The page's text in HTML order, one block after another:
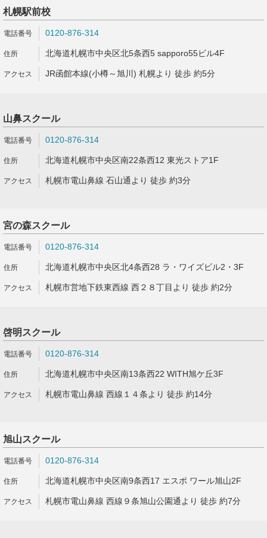
札幌駅前校
0120-876-314
北海道札幌市中央区北5条西5 sapporo55ビル4F
JR函館本線(小樽～旭川) 札幌より 徒歩 約5分
山鼻スクール
0120-876-314
北海道札幌市中央区南22条西12 東光ストア1F
札幌市電山鼻線 石山通より 徒歩 約3分
宮の森スクール
0120-876-314
北海道札幌市中央区北4条西28 ラ・ワイズビル2・3F
札幌市営地下鉄東西線 西２８丁目より 徒歩 約2分
啓明スクール
0120-876-314
北海道札幌市中央区南13条西22 WITH旭ケ丘3F
札幌市電山鼻線 西線１４条より 徒歩 約14分
旭山スクール
0120-876-314
北海道札幌市中央区南9条西17 エスポ ワール旭山2F
札幌市電山鼻線 西線９条旭山公園通より 徒歩 約7分